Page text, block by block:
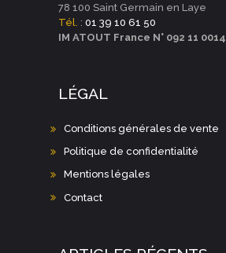
78 100 Saint Germain en Laye
Tél. : 01 39 10 61 50
IM ATOUT France N° 092 11 0014
LÉGAL
Conditions générales de vente
Politique de confidentialité
Mentions légales
Contact